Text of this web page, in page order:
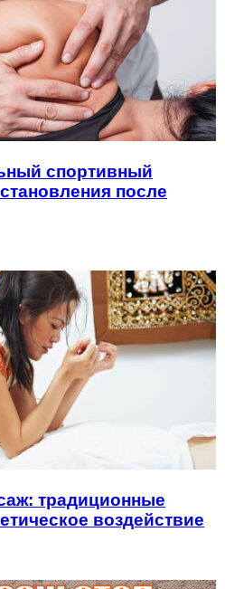
спортивный
после
традиционные
воздействие